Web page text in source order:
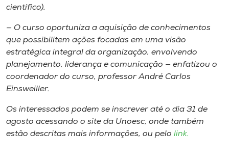
científico).
— O curso oportuniza a aquisição de conhecimentos
que possibilitem ações focadas em uma visão
estratégica integral da organização, envolvendo
planejamento, liderança e comunicação — enfatizou o
coordenador do curso, professor André Carlos
Einsweiller.
Os interessados podem se inscrever até o dia 31 de
agosto acessando o site da Unoesc, onde também
estão descritas mais informações, ou pelo link.